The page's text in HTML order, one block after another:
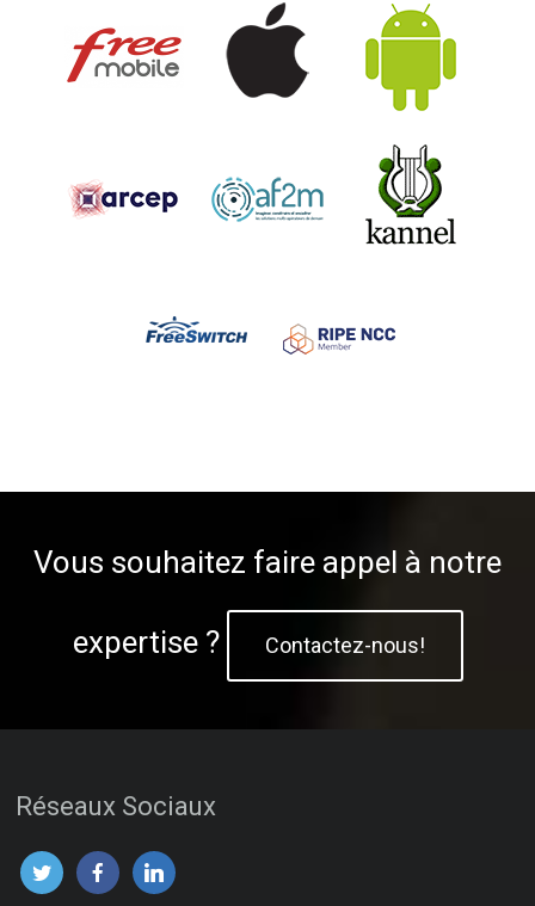
Vous souhaitez faire appel à notre
expertise ? Contactez-nous!
Réseaux Sociaux